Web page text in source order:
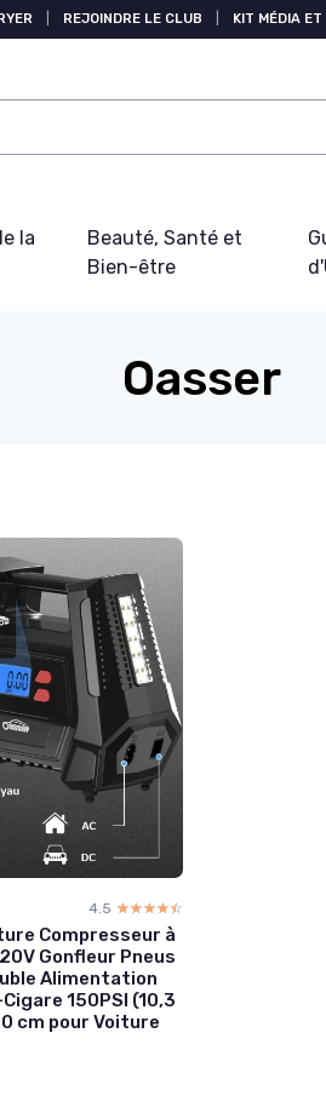
REJOINDRE LE CLUB KIT MÉDIA ET
la
Beauté, Santé et
Bien-être
Oasser
4.5 ☆☆☆☆☆
★★★★★
Compresseur à
Gonfleur Pneus
Alimentation
150PSI (10,3
cm pour Voiture